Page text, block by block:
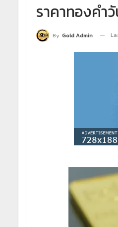
ราคาทองคำ
By Gold Admin